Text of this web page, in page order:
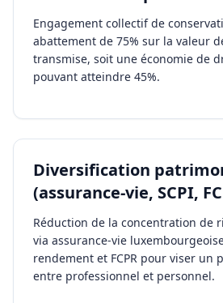
Engagement collectif de
abattement de 75% sur la valeur
transmise, soit une économie de
pouvant atteindre 45%.
Diversification
(assurance-vie, SCPI,
Réduction de la concentration de
via assurance-vie
rendement et FCPR pour viser
entre professionnel et personnel.